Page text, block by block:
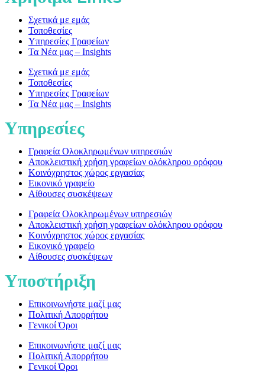
Σχετικά με εμάς
Τοποθεσίες
Υπηρεσίες Γραφείων
Τα Νέα μας – Insights
Σχετικά με εμάς
Τοποθεσίες
Υπηρεσίες Γραφείων
Τα Νέα μας – Insights
Υπηρεσίες
Γραφεία Ολοκληρωμένων υπηρεσιών
Αποκλειστική χρήση γραφείων ολόκληρου ορόφου
Κοινόχρηστος χώρος εργασίας
Εικονικό γραφείο
Αίθουσες συσκέψεων
Γραφεία Ολοκληρωμένων υπηρεσιών
Αποκλειστική χρήση γραφείων ολόκληρου ορόφου
Κοινόχρηστος χώρος εργασίας
Εικονικό γραφείο
Αίθουσες συσκέψεων
Υποστήριξη
Επικοινωνήστε μαζί μας
Πολιτική Απορρήτου
Γενικοί Όροι
Επικοινωνήστε μαζί μας
Πολιτική Απορρήτου
Γενικοί Όροι